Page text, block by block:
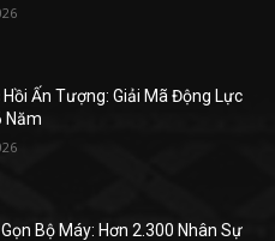
Hồi Ấn Tượng: Giải Mã Động Lực
Năm
Bộ Máy: Hơn 2.300 Nhân Sự